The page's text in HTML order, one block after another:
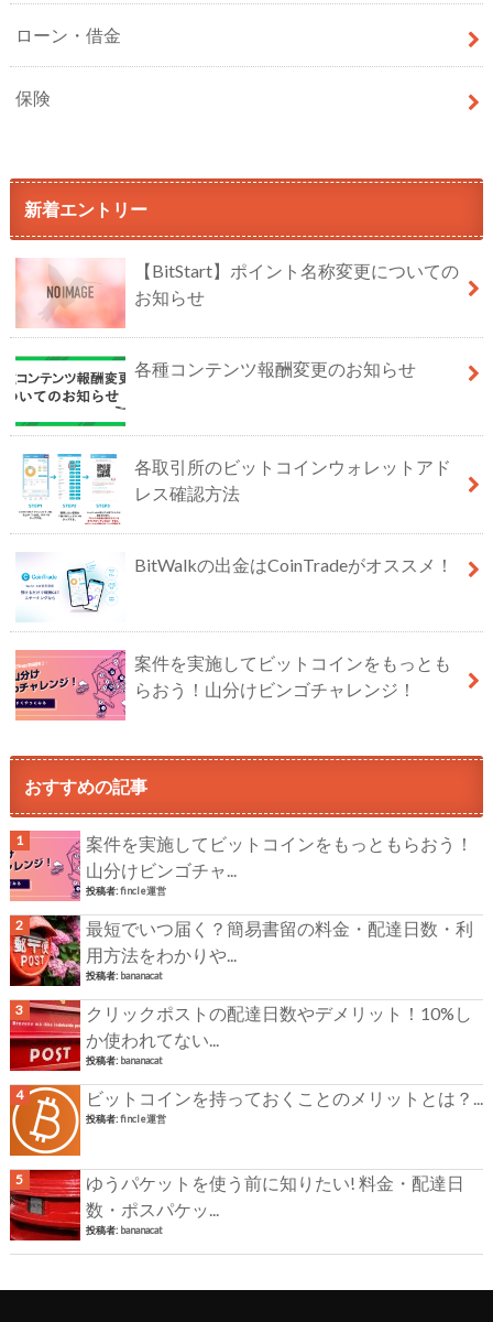
ローン・借金
保険
新着エントリー
【BitStart】ポイント名称変更についての
お知らせ
各種コンテンツ報酬変更のお知らせ
各取引所のビットコインウォレットアド
レス確認方法
BitWalkの出金はCoinTradeがオススメ！
案件を実施してビットコインをもっとも
らおう！山分けビンゴチャレンジ！
おすすめの記事
案件を実施してビットコインをもっともらおう！
山分けビンゴチャ...
投稿者:fincle運営
最短でいつ届く？簡易書留の料金・配達日数・利
用方法をわかりや...
投稿者: bananacat
クリックポストの配達日数やデメリット！10%し
か使われてない...
投稿者: bananacat
ビットコインを持っておくことのメリットとは？...
投稿者:fincle運営
ゆうパケットを使う前に知りたい! 料金・配達日
数・ポスパケッ...
投稿者: bananacat